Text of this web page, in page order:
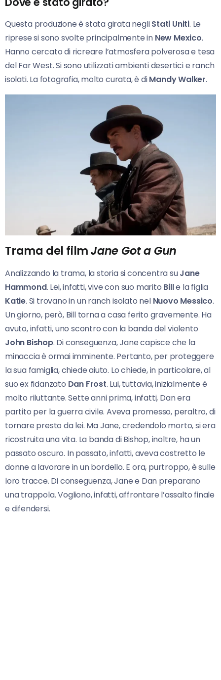
Questa produzione è stata girata negliStati Uniti. Le
riprese si sono svolte principalmente in New Mexico.
Hanno cercato di ricreare l’atmosfera polverosa e tesa
del Far West. Si sono utilizzati ambienti desertici e ranch
isolati. La fotografia, molto curata, è diMandy Walker.
Trama del filmJane Got a Gun
Analizzando la trama, la storia si concentra suJane
Hammond. Lei, infatti, vive con suo marito Bille la figlia
Katie. Si trovano in un ranch isolato nel Nuovo Messico.
Un giorno, però, Bill torna a casa ferito gravemente. Ha
avuto, infatti, uno scontro con la banda del violento
John Bishop. Di conseguenza, Jane capisce che la
minaccia è ormai imminente. Pertanto, per proteggere
la sua famiglia, chiede aiuto. Lo chiede, in particolare, al
suo ex fidanzato Dan Frost. Lui, tuttavia, inizialmente è
molto riluttante. Sette anni prima, infatti, Dan era
partito per la guerra civile. Aveva promesso, peraltro, di
tornare presto da lei. Ma Jane, credendolo morto, si era
ricostruita una vita. La banda di Bishop, inoltre, ha un
passato oscuro. In passato, infatti, aveva costretto le
donne a lavorare in un bordello. E ora, purtroppo, è sulle
loro tracce. Di conseguenza, Jane e Dan preparano
una trappola. Vogliono, infatti, affrontare l’assalto finale
e difendersi.